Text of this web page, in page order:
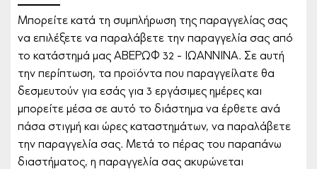
Μπορείτε κατά τη συμπλήρωση της παραγγελίας σας
να επιλέξετε να παραλάβετε την παραγγελία σας από
το κατάστημά μας ΑΒΕΡΩΦ 32 - ΙΩΑΝΝΙΝΑ. Σε αυτή
την περίπτωση, τα προϊόντα που παραγγείλατε θα
δεσμευτούν για εσάς για 3 εργάσιμες ημέρες και
μπορείτε μέσα σε αυτό το διάστημα να έρθετε ανά
πάσα στιγμή και ώρες καταστημάτων, να παραλάβετε
την παραγγελία σας. Μετά το πέρας του παραπάνω
διαστήματος, η παραγγελία σας ακυρώνεται